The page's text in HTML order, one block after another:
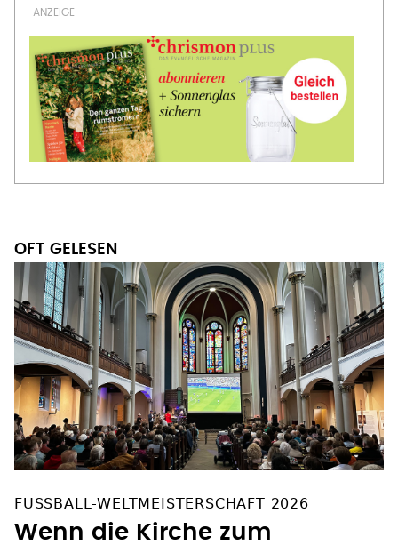
OFT GELESEN
FUSSBALL-WELTMEISTERSCHAFT 2026
Wenn die Kirche zum